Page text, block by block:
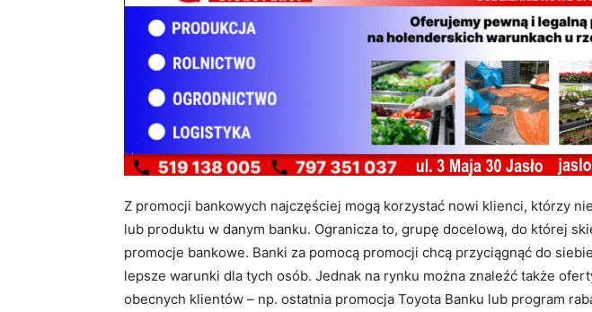
Z promocji bankowych najczęściej mogą korzystać nowi klienci, którzy
lub produktu w danym banku. Ogranicza to, grupę docelową, do której
promocje bankowe. Banki za pomocą promocji chcą przyciągnąć do
lepsze warunki dla tych osób. Jednak na rynku można znaleźć także
obecnych klientów – np. ostatnia promocja Toyota Banku lub program